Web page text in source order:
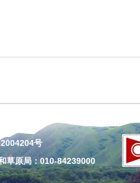
号
草原局：010-84239000